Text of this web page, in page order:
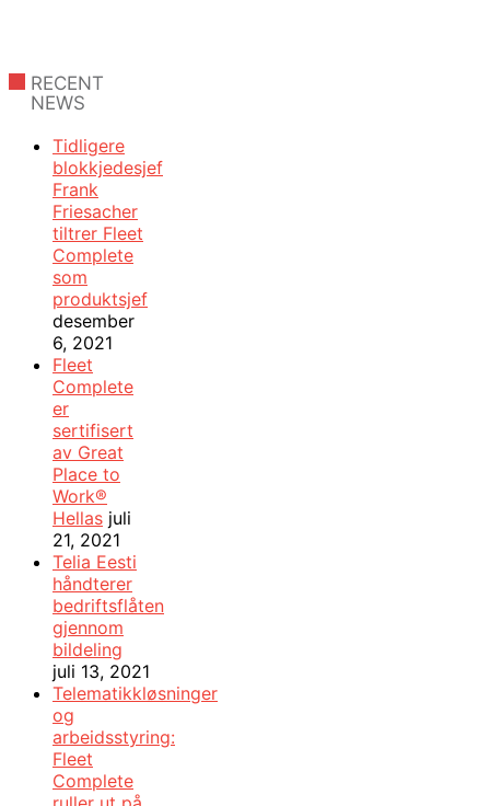
RECENT
NEWS
Tidligere
blokkjedesjef
Frank
Friesacher
tiltrer Fleet
Complete
som
produktsjef
desember
6, 2021
Fleet
Complete
er
sertifisert
av Great
Place to
Work®
Hellas juli
21, 2021
Telia Eesti
håndterer
bedriftsflåten
gjennom
bildeling
juli 13, 2021
Telematikkløsninger
og
arbeidsstyring:
Fleet
Complete